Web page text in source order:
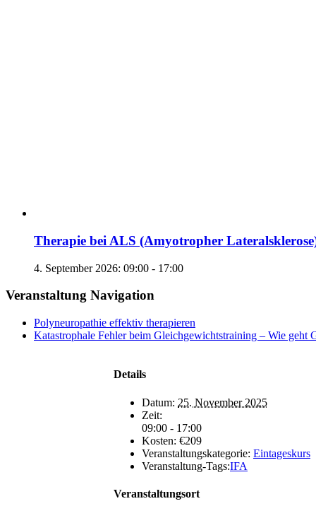
Therapie bei ALS (Amyotropher
4. September 2026: 09:00 - 17:00
Veranstaltung Navigation
Polyneuropathie effektiv therapieren
Katastrophale Fehler beim Gleichgewichtstraining – Wie geht
Details
Datum: 25. November 2025
Zeit:
09:00 - 17:00
Kosten: €209
Veranstaltungskategorie: Eintageskurs
Veranstaltung-Tags:IFA
Veranstaltungsort